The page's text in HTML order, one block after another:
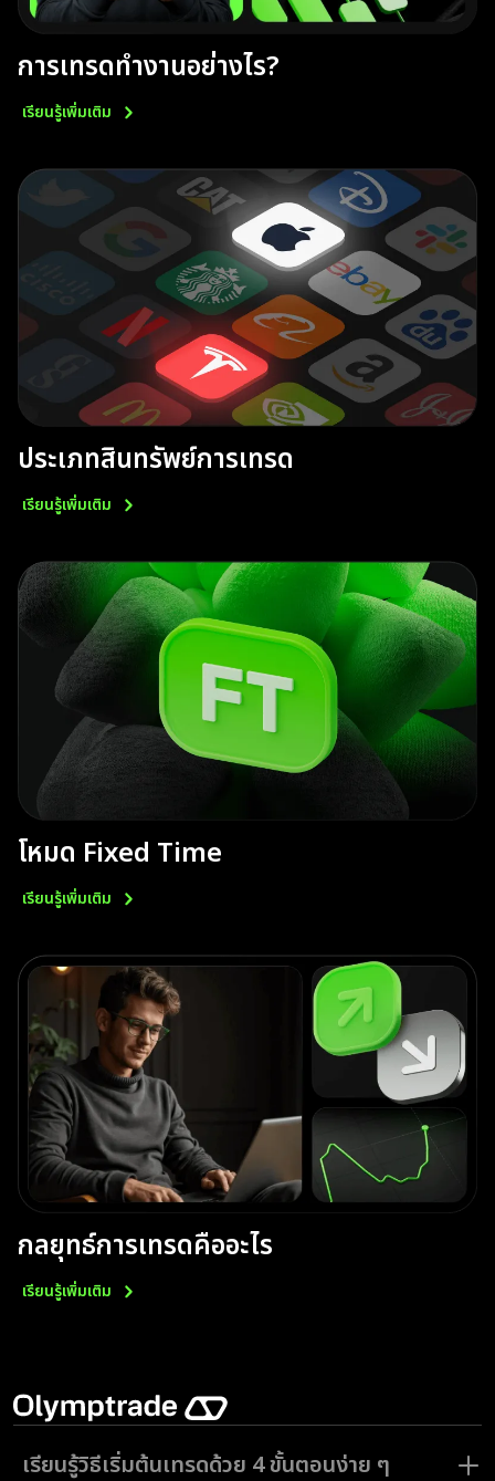
การเทรดทำงานอย่างไร?
เรียนรู้เพิ่มเติม
ประเภทสินทรัพย์การเทรด
เรียนรู้เพิ่มเติม
โหมด Fixed Time
เรียนรู้เพิ่มเติม
กลยุทธ์การเทรดคืออะไร
เรียนรู้เพิ่มเติม
เรียนรู้วิธีเริ่มต้นเทรดด้วย 4 ขั้นตอนง่าย ๆ